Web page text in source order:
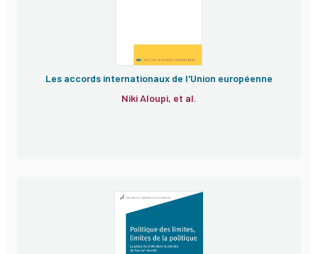
Les accords internationaux de l'Union européenne
Niki Aloupi, et al.